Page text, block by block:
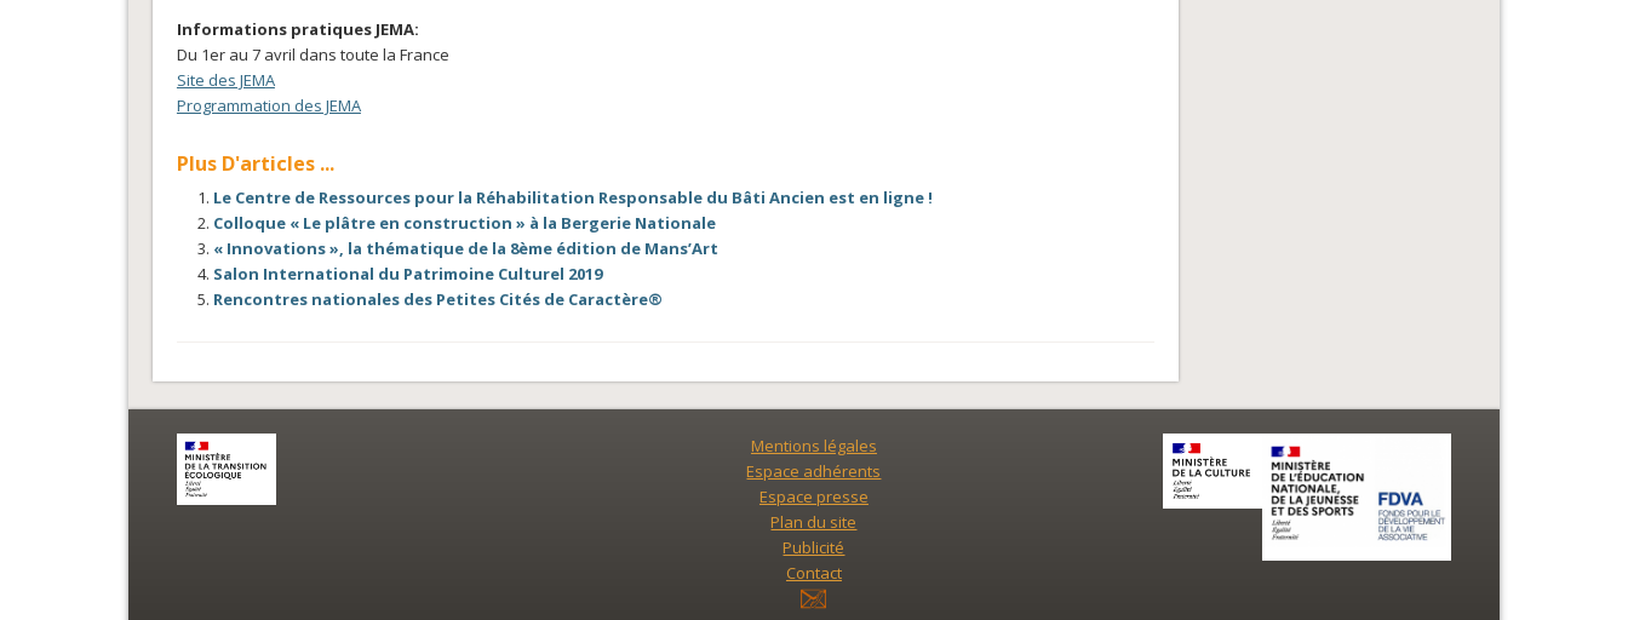
Informations pratiques JEMA:
Du 1er au 7 avril dans toute la France
Site des JEMA
Programmation des JEMA
Plus D'articles ...
Le Centre de Ressources pour la Réhabilitation Responsable du Bâti Ancien est en ligne !
Colloque « Le plâtre en construction » à la Bergerie Nationale
« Innovations », la thématique de la 8ème édition de Mans’Art
Salon International du Patrimoine Culturel 2019
Rencontres nationales des Petites Cités de Caractère®
Mentions légales
Espace adhérents
Espace presse
Plan du site
Publicité
Contact